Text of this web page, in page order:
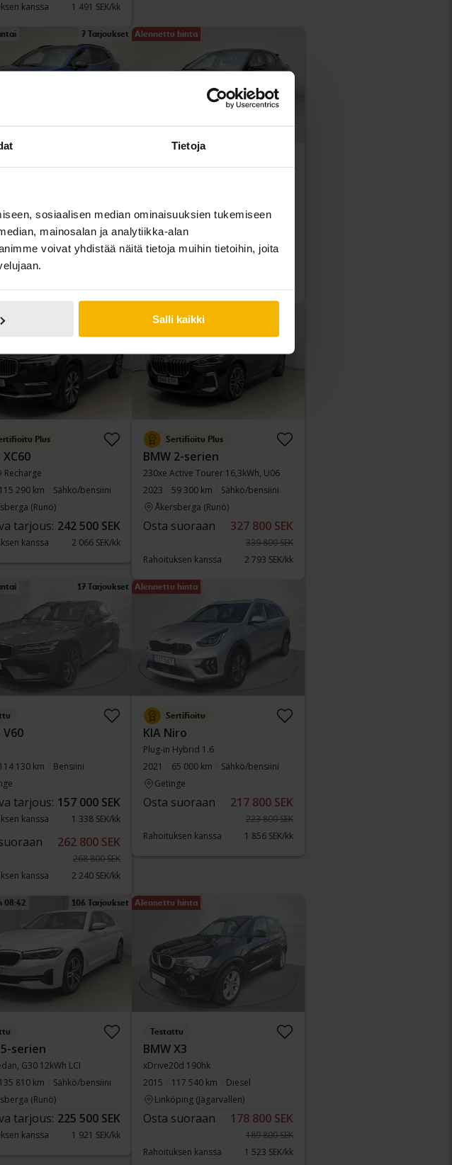
Tietoja
sosiaalisen median ominaisuuksien tukemiseen
mainosalan ja analytiikka-alan
voivat yhdistää näitä tietoja muihin tietoihin, joita
Salli kaikki
kanssa
1 491 SEK/kk
7 Tarjoukset
260 km
Sähkö/bensiini
(Ellesbo)
tarjous: 175 500 SEK
kanssa
Alennettu hinta
2023
34 900 km
Sähköinen
Kungälv (Ellesbo)
Osta suoraan 389 900 SEK
Plus
Recharge
115 290 km
Sähkö/bensiini
(Runö)
tarjous: 242 500 SEK
kanssa 2 066 SEK/kk
Sertifioitu Plus
BMW 2-serien
230xe Active Tourer 16,3kWh, U06
2023
59 300 km
Sähkö/bensiini
Åkersberga (Runö)
Osta suoraan 327 800 SEK
339 800 SEK
Rahoituksen kanssa
2 793 SEK/kk
17 Tarjoukset
114 130 km
Bensiini
tarjous: 157 000 SEK
kanssa 1 338 SEK/kk
262 800 SEK
268 800 SEK
kanssa
2 240 SEK/kk
Alennettu hinta
Sertifioitu
KIA Niro
Plug-in Hybrid 1.6
2021
65 000 km
Sähkö/bensiini
Getinge
Osta suoraan 217 800 SEK
223 800 SEK
Rahoituksen kanssa
1 856 SEK/kk
08:42 106 Tarjoukset
serien
G30 12kWh LCI
135 810 km
Sähkö/bensiini
(Runö)
tarjous: 225 500 SEK
kanssa 1 921 SEK/kk
Alennettu hinta
Testattu
BMW X3
xDrive20d 190hk
2015
117 540 km
Diesel
Linköping (Jägarvallen)
Osta suoraan 178 800 SEK
189 800 SEK
Rahoituksen kanssa
1 523 SEK/kk